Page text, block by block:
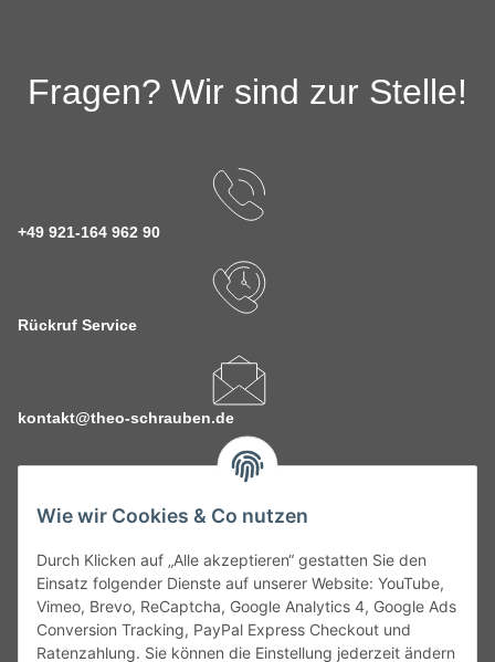
Wie wir Cookies & Co nutzen
Durch Klicken auf „Alle akzeptieren“ gestatten Sie den
Einsatz folgender Dienste auf unserer Website: YouTube,
Vimeo, Brevo, ReCaptcha, Google Analytics 4, Google Ads
Conversion Tracking, PayPal Express Checkout und
Ratenzahlung. Sie können die Einstellung jederzeit ändern
Fragen? Wir sind zur Stelle!
+49 921-164 962 90
Rückruf Service
kontakt@theo-schrauben.de
Service
Gesetzliche Informationen